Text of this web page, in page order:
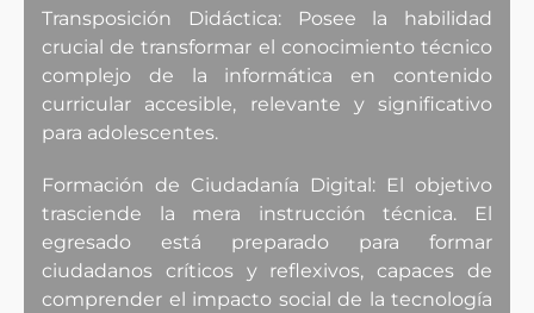
Transposición Didáctica: Posee la habilidad
crucial de transformar el conocimiento técnico
complejo de la informática en contenido
curricular accesible, relevante y significativo
para adolescentes.
Formación de Ciudadanía Digital: El objetivo
trasciende la mera instrucción técnica. El
egresado está preparado para formar
ciudadanos críticos y reflexivos, capaces de
comprender el impacto social de la tecnología